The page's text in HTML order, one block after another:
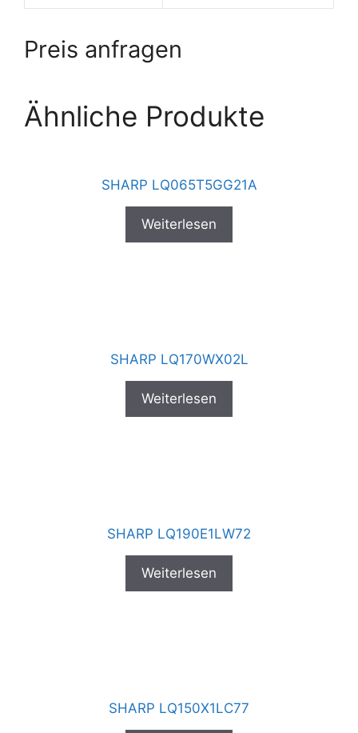
Preis anfragen
Ähnliche Produkte
SHARP LQ065T5GG21A
Weiterlesen
SHARP LQ170WX02L
Weiterlesen
SHARP LQ190E1LW72
Weiterlesen
SHARP LQ150X1LC77